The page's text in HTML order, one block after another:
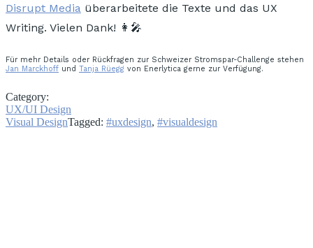
Disrupt Media überarbeitete die Texte und das UX
Writing. Vielen Dank! 👩‍🎤
Für mehr Details oder Rückfragen zur Schweizer Stromspar-Challenge stehen
Jan Marckhoff und Tanja Rüegg von Enerlytica gerne zur Verfügung.
Category:
UX/UI Design
Visual DesignTagged: #uxdesign, #visualdesign